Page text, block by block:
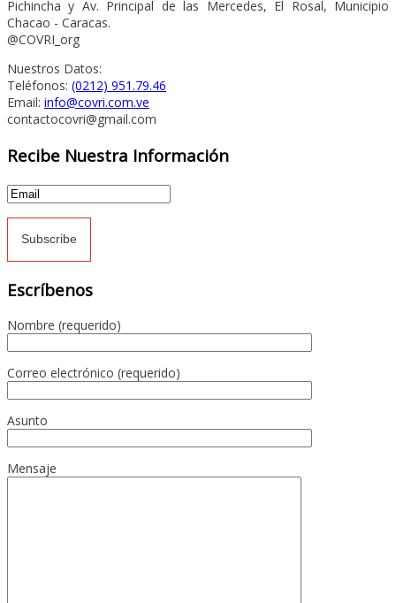
Pichincha y Av. Principal de las Mercedes, El Rosal, Municipio
Chacao - Caracas.
@COVRI_org
Nuestros Datos:
Teléfonos: (0212) 951.79.46
Email: info@covri.com.ve
contactocovri@gmail.com
Recibe Nuestra Información
Escríbenos
Nombre (requerido)
Correo electrónico (requerido)
Asunto
Mensaje